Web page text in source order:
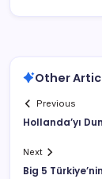
Other
Previous
Hollanda’yı
Next
Big 5